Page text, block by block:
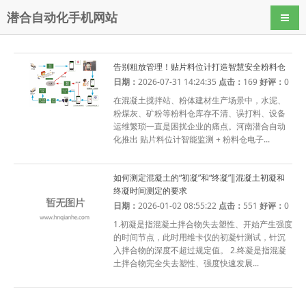
潜合自动化手机网站 导航
告别粗放管理！贴片料位计打造智慧安全粉料仓
日期：2026-07-31 14:24:35 点击： 169好评：0
在混凝土搅拌站、粉体建材生产场景中，水泥、
粉煤灰、矿粉等粉料仓库存不清、误打料、设备
运维繁琐一直是困扰企业的痛点。河南潜合自动
化推出 贴片料位计智能监测 + 粉料仓电子...
如何测定混凝土的“初凝”和“终凝”‖混凝土初凝和
终凝时间测定的要求
日期：2026-01-02 08:55:22 点击： 551好评：0
1.初凝是指混凝土拌合物失去塑性、开始产生强度
的时间节点，此时用维卡仪的初凝针测试，针沉
入拌合物的深度不超过规定值。 2.终凝是指混凝
土拌合物完全失去塑性、强度快速发展...